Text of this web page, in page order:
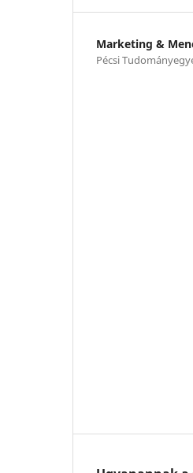
Marketing &
Pécsi